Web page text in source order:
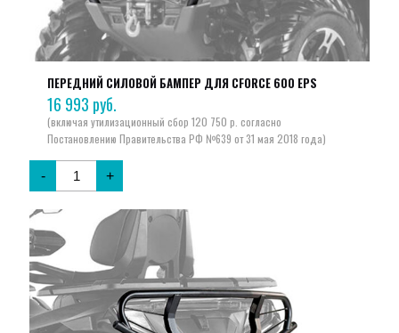
ПЕРЕДНИЙ СИЛОВОЙ БАМПЕР ДЛЯ CFORCE 600 EPS
16 993 руб.
- +